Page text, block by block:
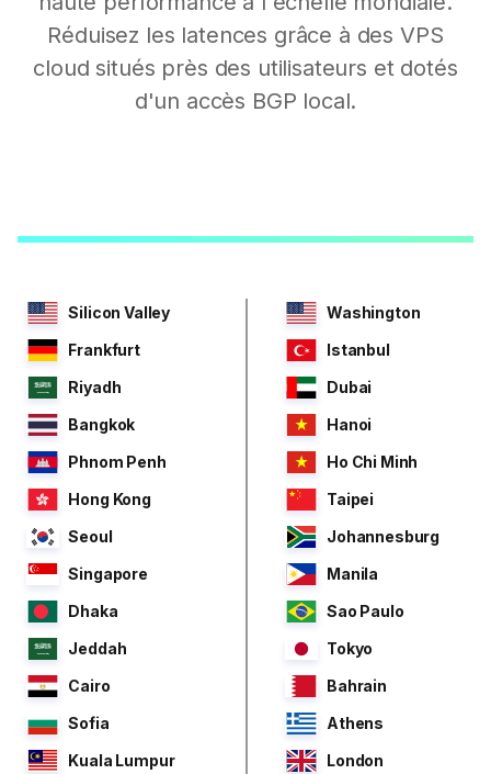
Réduisez les latences grâce à des VPS
cloud situés près des utilisateurs et dotés
d'un accès BGP local.
Silicon Valley
Washington
Frankfurt
Istanbul
Riyadh
Dubai
Bangkok
Hanoi
Phnom Penh
Ho Chi Minh
Hong Kong
Taipei
Seoul
Johannesburg
Singapore
Manila
Dhaka
Sao Paulo
Jeddah
Tokyo
Cairo
Bahrain
Sofia
Athens
Kuala Lumpur
London